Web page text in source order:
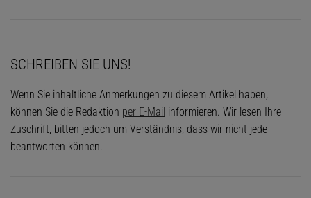
SCHREIBEN SIE UNS!
Wenn Sie inhaltliche Anmerkungen zu diesem Artikel haben,
können Sie die Redaktion per E-Mail informieren. Wir lesen Ihre
Zuschrift, bitten jedoch um Verständnis, dass wir nicht jede
beantworten können.